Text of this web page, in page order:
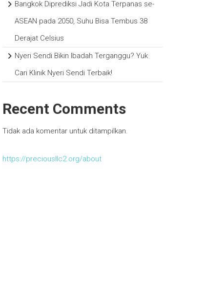
Bangkok Diprediksi Jadi Kota Terpanas se-
ASEAN pada 2050, Suhu Bisa Tembus 38
Derajat Celsius
Nyeri Sendi Bikin Ibadah Terganggu? Yuk
Cari Klinik Nyeri Sendi Terbaik!
Recent Comments
Tidak ada komentar untuk ditampilkan.
https://preciousllc2.org/about